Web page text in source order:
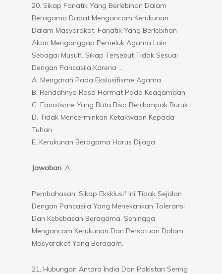
20. Sikap Fanatik Yang Berlebihan Dalam
Beragama Dapat Mengancam Kerukunan
Dalam Masyarakat. Fanatik Yang Berlebihan
Akan Menganggap Pemeluk Agama Lain
Sebagai Musuh. Sikap Tersebut Tidak Sesuai
Dengan Pancasila Karena …
A. Mengarah Pada Ekslusifisme Agama
B. Rendahnya Rasa Hormat Pada Keagamaan
C. Fanatisme Yang Buta Bisa Berdampak Buruk
D. Tidak Mencerminkan Ketakwaan Kepada
Tuhan
E. Kerukunan Beragama Harus Dijaga
Jawaban: A.
Pembahasan: Sikap Eksklusif Ini Tidak Sejalan
Dengan Pancasila Yang Menekankan Toleransi
Dan Kebebasan Beragama, Sehingga
Mengancam Kerukunan Dan Persatuan Dalam
Masyarakat Yang Beragam.
21. Hubungan Antara India Dan Pakistan Sering